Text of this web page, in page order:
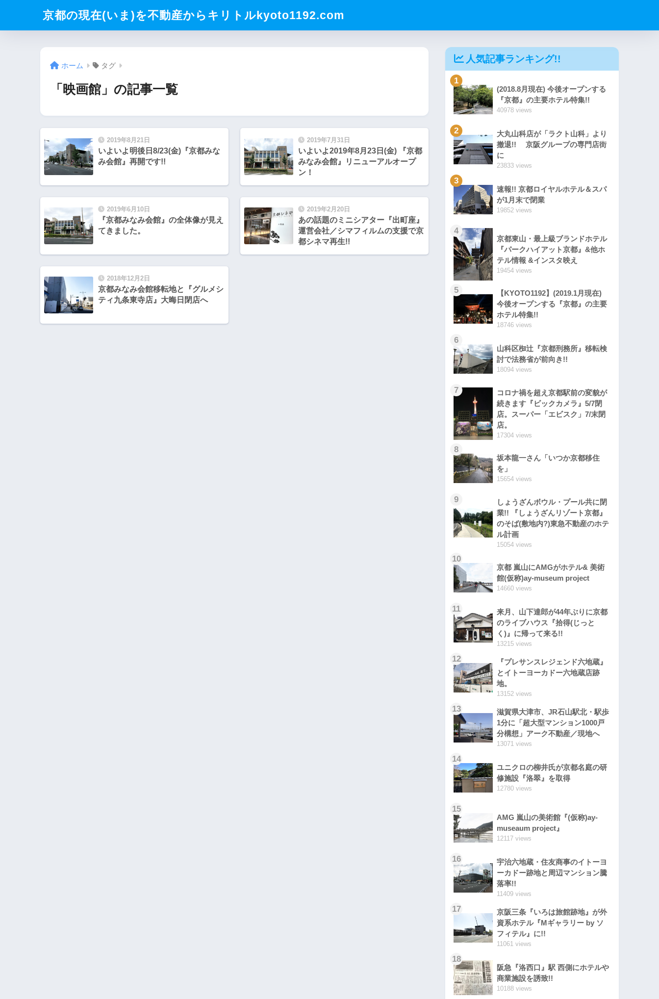
京都の現在(いま)を不動産からキリトルkyoto1192.com
ホーム タグ
「映画館」の記事一覧
2019年8月21日
いよいよ明後日8/23(金)『京都みな
み会館』再開です!!
2019年7月31日
いよいよ2019年8月23日(金) 『京都
みなみ会館』リニューアルオープ
ン！
2019年6月10日
『京都みなみ会館』の全体像が見え
てきました。
2019年2月20日
あの話題のミニシアター『出町座』
運営会社／シマフィルムの支援で京
都シネマ再生!!
2018年12月2日
京都みなみ会館移転地と『グルメシ
ティ九条東寺店』大晦日閉店へ
人気記事ランキング!!
1
(2018.8月現在) 今後オープンする
『京都』の主要ホテル特集!!
40978 views
2
大丸山科店が「ラクト山科」より
撤退!! 京阪グループの専門店街
に
23833 views
3
速報!! 京都ロイヤルホテル＆スパ
が1月末で閉業
19852 views
4
京都東山・最上級ブランドホテル
『パークハイアット京都』&他ホ
テル情報 &インスタ映え
19454 views
5
【KYOTO1192】(2019.1月現在)
今後オープンする『京都』の主要
ホテル特集!!
18746 views
6
山科区椥辻『京都刑務所』移転検
討で法務省が前向き!!
18094 views
7
コロナ禍を超え京都駅前の変貌が
続きます『ビックカメラ』5/7閉
店。スーパー「エビスク」7/末閉
店。
17304 views
8
坂本龍一さん「いつか京都移住
を」
15654 views
9
しょうざんボウル・プール共に閉
業!! 『しょうざんリゾート京都』
のそば(敷地内?)東急不動産のホテ
ル計画
15054 views
10
京都 嵐山にAMGがホテル& 美術
館(仮称)ay-museum project
14660 views
11
来月、山下達郎が44年ぶりに京都
のライブハウス『拾得(じっと
く)』に帰って来る!!
13215 views
12
『プレサンスレジェンド六地蔵』
とイトーヨーカドー六地蔵店跡
地。
13152 views
13
滋賀県大津市、JR石山駅北・駅歩
1分に「超大型マンション1000戸
分構想」アーク不動産／現地へ
13071 views
14
ユニクロの柳井氏が京都名庭の研
修施設『洛翠』を取得
12780 views
15
AMG 嵐山の美術館『(仮称)ay-
museaum project』
12117 views
16
宇治六地蔵・住友商事のイトーヨ
ーカドー跡地と周辺マンション騰
落率!!
11409 views
17
京阪三条『いろは旅館跡地』が外
資系ホテル『Mギャラリー by ソ
フィテル』に!!
11061 views
18
阪急『洛西口』駅 西側にホテルや
商業施設を誘致!!
10188 views